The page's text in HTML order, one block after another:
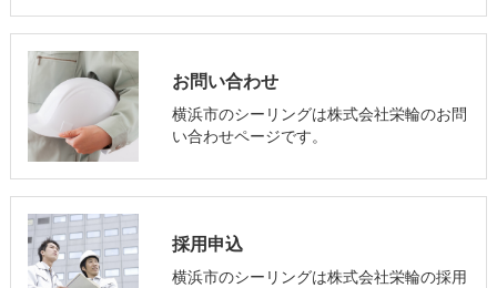
お問い合わせ
横浜市のシーリングは株式会社栄輪のお問
い合わせページです。
採用申込
横浜市のシーリングは株式会社栄輪の採用